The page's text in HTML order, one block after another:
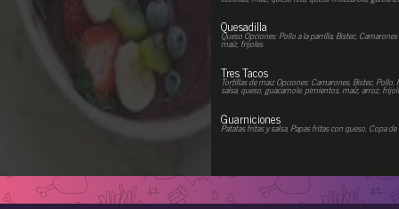
Quesadilla
Queso Opciones: Pollo a la parrilla, Bistec,
maíz, frijoles
Tres Tacos
Tortillas de maiz Opciones: Camarones, Bistec,
salsa, queso, guacamole, pimientos, maíz, arroz,
Guarniciones
Patatas fritas y salsa, Papas fritas con queso, Copa